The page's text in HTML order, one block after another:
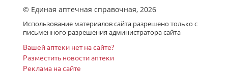
Гленцет (таблетки покрытые
пленочной оболочкой 5 мг N7)
Гленмарк Дженерикс Лимитед -
Индия
от 404,00 до 454,00
© Единая аптечная справочная, 2026
Использование материалов сайта разрешено только с
письменного разрешения администратора сайта
Вашей аптеки нет на сайте?
Разместить новости аптеки
Реклама на сайте